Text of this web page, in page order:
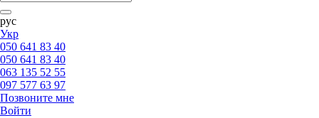
рус
Укр
050 641 83 40
050 641 83 40
063 135 52 55
097 577 63 97
Позвоните мне
Войти